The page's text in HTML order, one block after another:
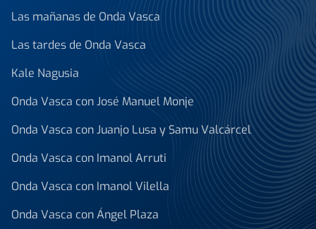
Las mañanas de Onda Vasca
Las tardes de Onda Vasca
Kale Nagusia
Onda Vasca con José Manuel Monje
Onda Vasca con Juanjo Lusa y Samu Valcárcel
Onda Vasca con Imanol Arruti
Onda Vasca con Imanol Vilella
Onda Vasca con Ángel Plaza